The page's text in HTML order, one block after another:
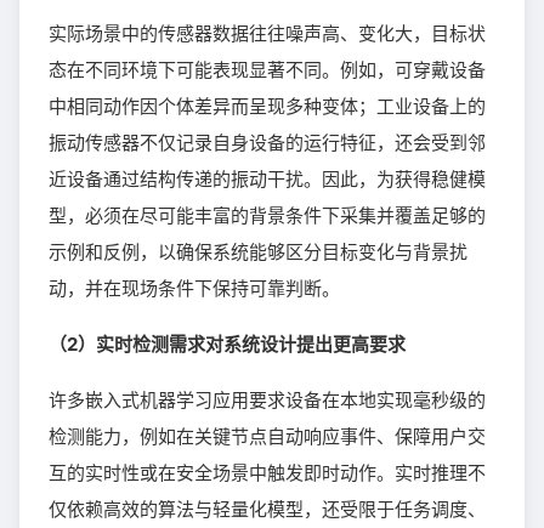
实际场景中的传感器数据往往噪声高、变化大，目标状
态在不同环境下可能表现显著不同。例如，可穿戴设备
中相同动作因个体差异而呈现多种变体；工业设备上的
振动传感器不仅记录自身设备的运行特征，还会受到邻
近设备通过结构传递的振动干扰。因此，为获得稳健模
型，必须在尽可能丰富的背景条件下采集并覆盖足够的
示例和反例，以确保系统能够区分目标变化与背景扰
动，并在现场条件下保持可靠判断。
（2）实时检测需求对系统设计提出更高要求
许多嵌入式机器学习应用要求设备在本地实现毫秒级的
检测能力，例如在关键节点自动响应事件、保障用户交
互的实时性或在安全场景中触发即时动作。实时推理不
仅依赖高效的算法与轻量化模型，还受限于任务调度、